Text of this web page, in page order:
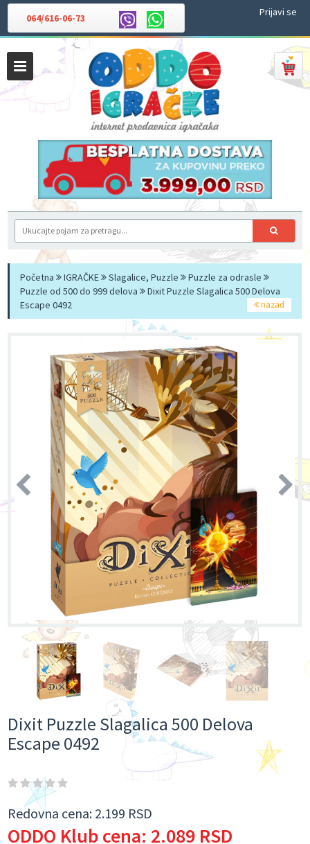
064/616-06-73 Prijavi se
Početna IGRAČKE Slagalice, Puzzle
Puzzle za odrasle
Puzzle od 500 do 999 delova
Dixit Puzzle Slagalica 500 Delova
Escape 0492
nazad
Dixit Puzzle Slagalica 500 Delova
Escape 0492
Redovna cena: 2.199 RSD
ODDO Klub cena: 2.089 RSD